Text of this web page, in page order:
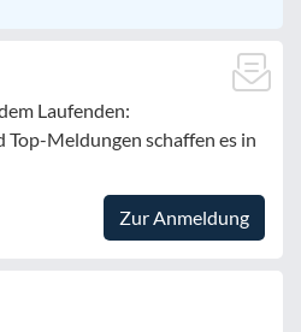
Laufenden:
Top-Meldungen schaffen es in
Zur Anmeldung